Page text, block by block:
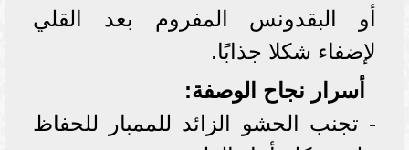
أو البقدونس المفروم بعد القلي
لإضفاء شكلا جذابًا.
أسرار نجاح الوصفة:
- تجنب الحشو الزائد للممبار للحفاظ